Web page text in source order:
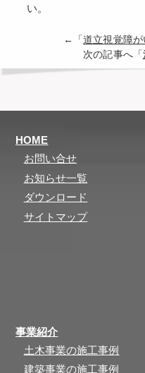
い。
←「道立視覚障が
次の記事へ「
HOME
お問い合せ
お知らせ一覧
ダウンロード
サイトマップ
事業紹介
土木事業の施工事例
建築事業の施工事例